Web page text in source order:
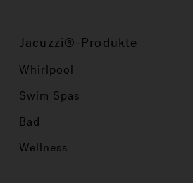
Jacuzzi®-Produkte
Whirlpool
Swim Spas
Bad
Wellness